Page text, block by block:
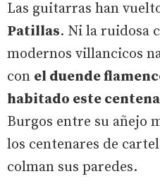
Las guitarras han
Patillas. Ni la ruidosa
modernos villancicos
con el duende
habitado este
Burgos entre su añejo
los centenares de
colman sus paredes.